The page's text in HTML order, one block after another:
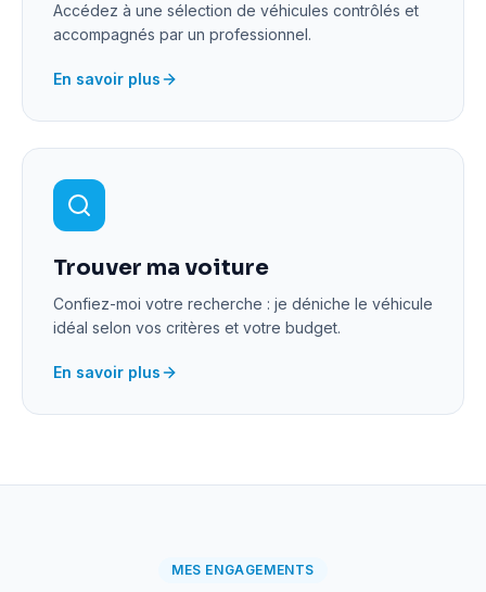
Accédez à une sélection de véhicules contrôlés et
accompagnés par un professionnel.
En savoir plus
Trouver ma voiture
Confiez-moi votre recherche : je déniche le véhicule
idéal selon vos critères et votre budget.
En savoir plus
MES ENGAGEMENTS